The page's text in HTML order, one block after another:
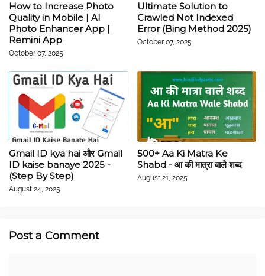
How to Increase Photo
Quality in Mobile | AI
Photo Enhancer App |
Remini App
October 07, 2025
Ultimate Solution to
Crawled Not Indexed
Error (Bing Method 2025)
October 07, 2025
Gmail ID kya hai और Gmail
ID kaise banaye 2025 -
(Step By Step)
August 24, 2025
500+ Aa Ki Matra Ke
Shabd - आ की मात्रा वाले शब्द
August 21, 2025
Post a Comment